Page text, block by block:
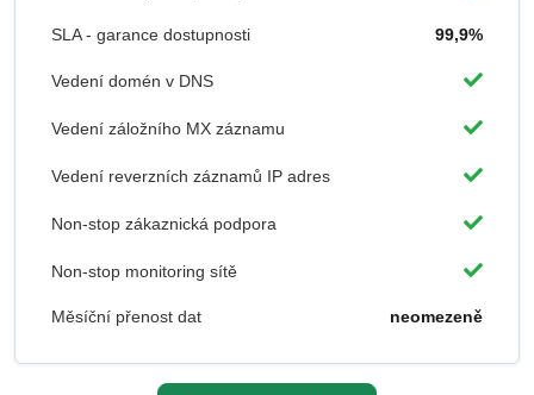
SLA - garance dostupnosti 99,9%
Vedení domén v DNS
Vedení záložního MX záznamu
Vedení reverzních záznamů IP adres
Non-stop zákaznická podpora
Non-stop monitoring sítě
Měsíční přenost dat neomezeně